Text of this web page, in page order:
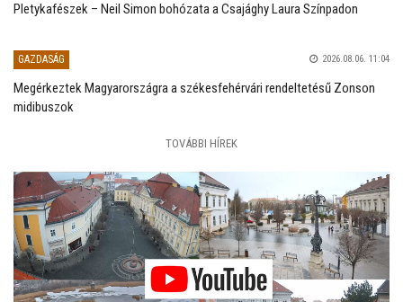
Pletykafészek – Neil Simon bohózata a Csajághy Laura Színpadon
GAZDASÁG 2026.08.06. 11:04
Megérkeztek Magyarországra a székesfehérvári rendeltetésű Zonson
midibuszok
TOVÁBBI HÍREK